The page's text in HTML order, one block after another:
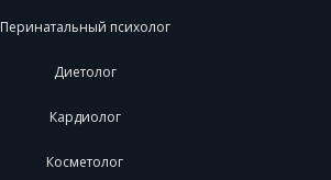
Перинатальный психолог
Диетолог
Кардиолог
Косметолог